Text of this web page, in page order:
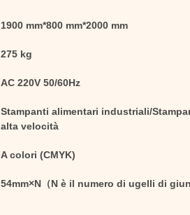
1900 mm*800 mm*2000 mm
275 kg
AC 220V 50/60Hz
Stampanti alimentari industriali/
alta velocità
A colori (CMYK)
54mm×N（N è il numero di ugelli di